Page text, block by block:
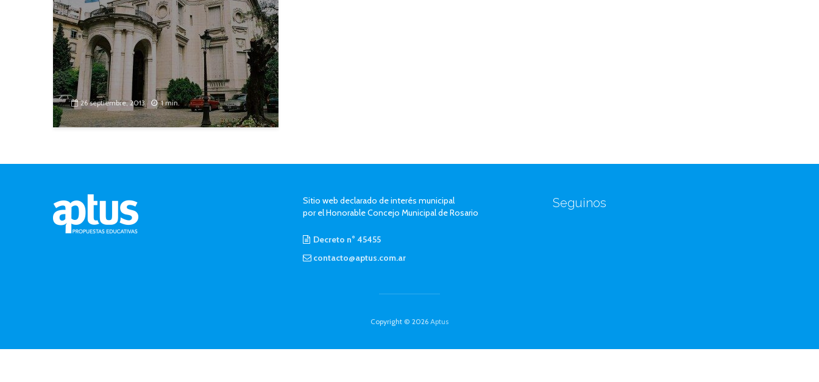
26 septiembre, 2013 1 min.
Sitio web declarado de interés municipal
por el Honorable Concejo Municipal de Rosario
Decreto n° 45455
contacto@aptus.com.ar
Seguinos
Copyright © 2026 Aptus